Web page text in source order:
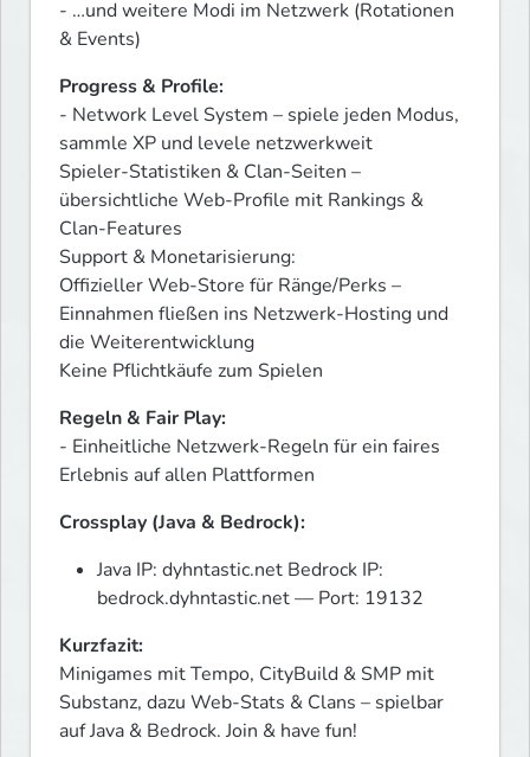
- …und weitere Modi im Netzwerk (Rotationen
& Events)
Progress & Profile:
- Network Level System – spiele jeden Modus,
sammle XP und levele netzwerkweit
Spieler-Statistiken & Clan-Seiten –
übersichtliche Web-Profile mit Rankings &
Clan-Features
Support & Monetarisierung:
Offizieller Web-Store für Ränge/Perks –
Einnahmen fließen ins Netzwerk-Hosting und
die Weiterentwicklung
Keine Pflichtkäufe zum Spielen
Regeln & Fair Play:
- Einheitliche Netzwerk-Regeln für ein faires
Erlebnis auf allen Plattformen
Crossplay (Java & Bedrock):
Java IP: dyhntastic.net Bedrock IP:
bedrock.dyhntastic.net — Port: 19132
Kurzfazit:
Minigames mit Tempo, CityBuild & SMP mit
Substanz, dazu Web-Stats & Clans – spielbar
auf Java & Bedrock. Join & have fun!